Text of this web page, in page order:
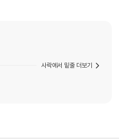
사락에서 밑줄 더보기